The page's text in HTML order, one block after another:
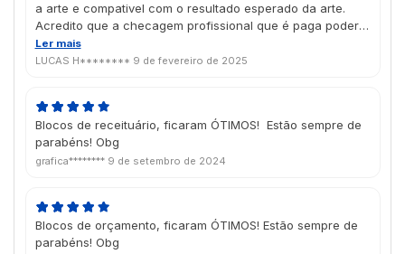
a arte e compativel com o resultado esperado da arte.
Acredito que a checagem profissional que é paga poderia
dar um feedback ao cliente antes de realizar a impressao
final mostrando como ficaria a impressão na vida real
cartões, a impressão ficou pequena no meu parecer e
teria mudado minha versão final tivesse eu tido a
oportunidade de avaliar o impresso final)
Ler mais
LUCAS H******** 9 de fevereiro de 2025
Blocos de receituário, ficaram ÓTIMOS! Estão sempre de
parabéns! Obg
grafica******** 9 de setembro de 2024
Blocos de orçamento, ficaram ÓTIMOS! Estão sempre de
parabéns! Obg